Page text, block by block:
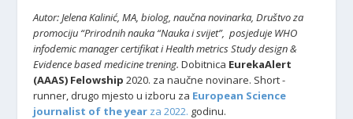
Autor: Jelena Kalinić, MA, biolog, naučna novinarka, Društvo za
promociju “Prirodnih nauka “Nauka i svijet”, posjeduje WHO
infodemic manager certifikat i Health metrics Study design &
Evidence based medicine trening. Dobitnica EurekaAlert
(AAAS) Felowship 2020. za naučne novinare. Short -
runner, drugo mjesto u izboru za European Science
journalist of the year za 2022. godinu.